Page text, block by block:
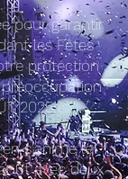
pour garantir
les Fêtes
protection
2025.
s'anime le
avec deux